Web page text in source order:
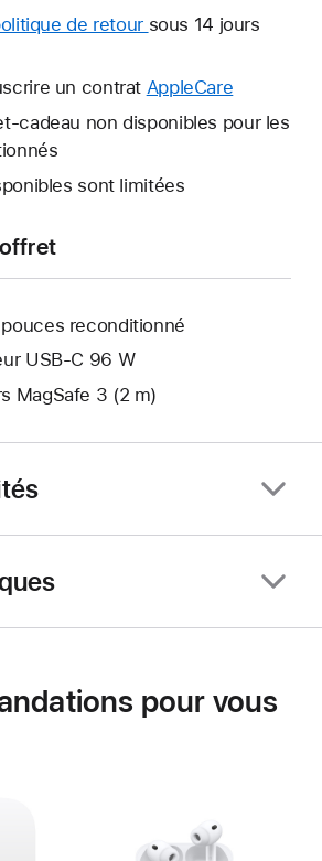
nouvelle
de retour Une
fenêtre
sous 14 jours
un contrat AppleCare
nouvelle
cadeau non disponibles pour les
sont limitées
reconditionné
USB‑C 96 W
MagSafe 3 (2 m)
pour vous